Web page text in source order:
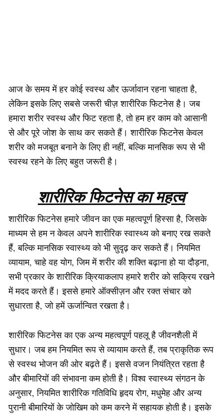
आज के समय में हर कोई स्वस्थ और ऊर्जावान रहना चाहता है,
लेकिन इसके लिए सबसे जरूरी चीज़ शारीरिक फिटनेस है। जब
हमारा शरीर स्वस्थ और फिट रहता है, तो हम हर काम को आसानी
से और पूरे जोश के साथ कर सकते हैं। शारीरिक फिटनेस केवल
शरीर को मजबूत बनाने के लिए ही नहीं, बल्कि मानसिक रूप से भी
स्वस्थ रहने के लिए बहुत जरूरी है।
शारीरिक फिटनेस का महत्व
शारीरिक फिटनेस हमारे जीवन का एक महत्वपूर्ण हिस्सा है, जिसके
माध्यम से हम न केवल अपने शारीरिक स्वास्थ्य को बनाए रख सकते
हैं, बल्कि मानसिक स्वास्थ्य को भी सुदृढ़ कर सकते हैं। नियमित
व्यायाम, चाहे वह योग, जिम में शरीर की शक्ति बढ़ाना हो या दौड़ना,
सभी प्रकार के शारीरिक क्रियाकलाप हमारे शरीर को सक्रिय रखने
में मदद करते हैं। इससे हमारे ऑक्सीज़न और रक्त संचार को
सुधारता है, जो हमें ऊर्जान्वित रखता है।
शारीरिक फिटनेस का एक अन्य महत्वपूर्ण पहलू है जीवनशैली में
सुधार। जब हम नियमित रूप से व्यायाम करते हैं, तब प्राकृतिक रूप
से स्वस्थ भोजन की ओर बढ़ते हैं। इससे वजन नियंत्रित रहता है
और बीमारियों की संभावना कम होती है। विश्व स्वास्थ्य संगठन के
अनुसार, नियमित शारीरिक गतिविधि हृदय रोग, मधुमेह और अन्य
पुरानी बीमारियों के जोखिम को कम करने में सहायक होती है। इसके